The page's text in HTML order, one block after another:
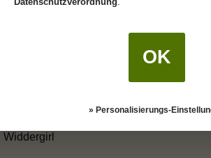
Widdergirl schrieb:
Damals hab
Widdergirl
OK
» Personalisierungs-